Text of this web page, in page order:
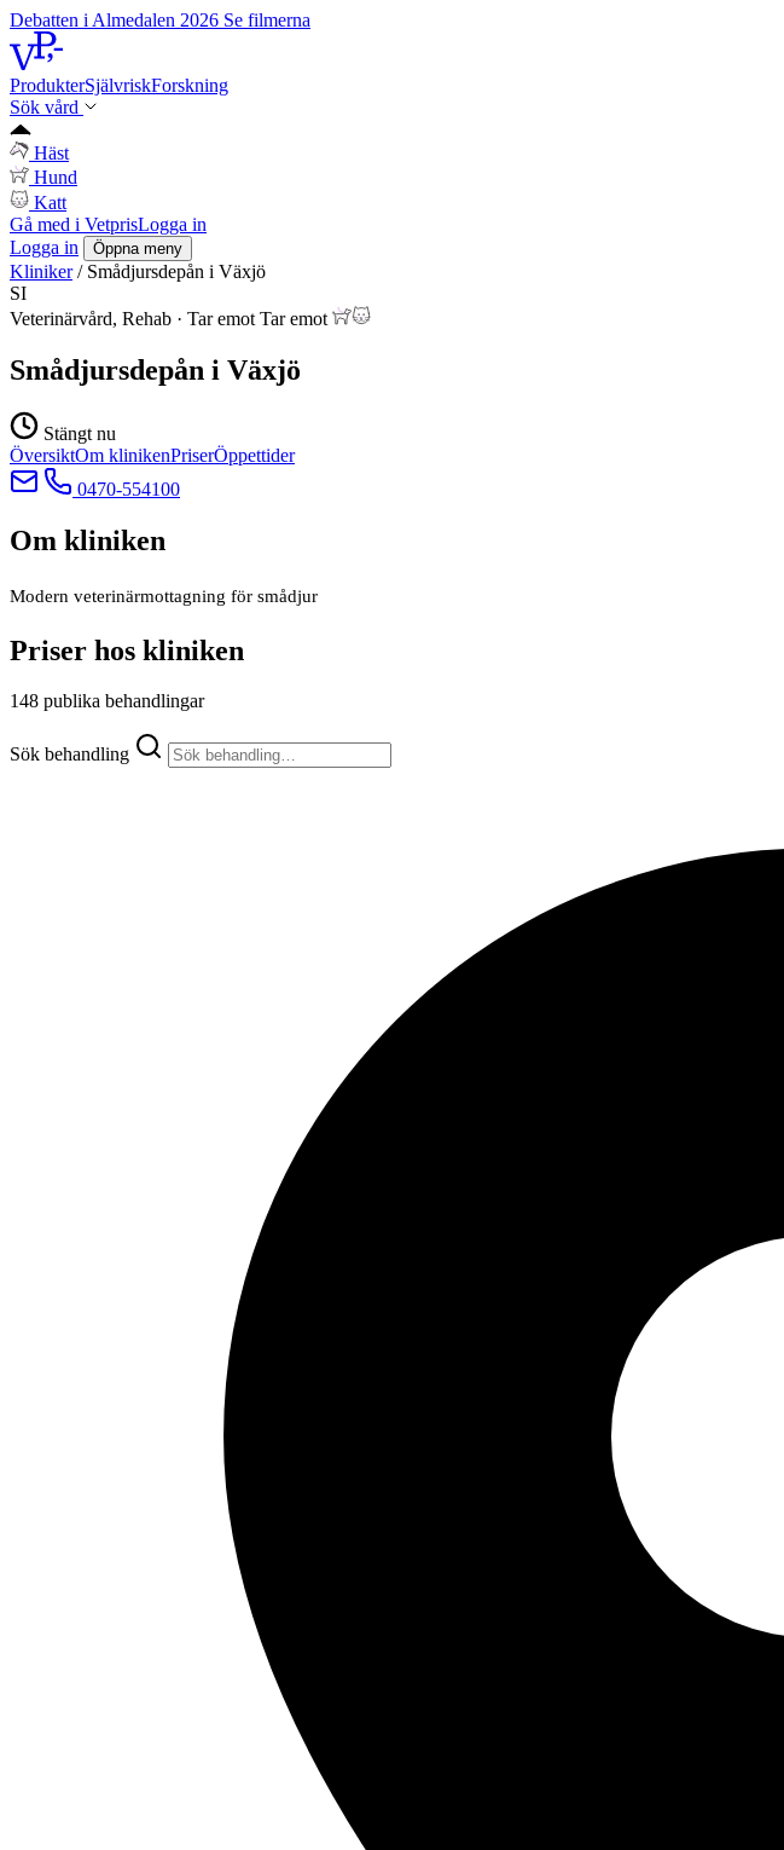
Debatten i Almedalen 2026 Se filmerna
ProdukterSjälvriskForskning
Sök vård
Häst
Hund
Katt
Gå med i VetprisLogga in
Logga in
Öppna meny
Kliniker / Smådjursdepån i Växjö
SI
Veterinärvård, Rehab · Tar emot Tar emot
Smådjursdepån i Växjö
Stängt nu
ÖversiktOm klinikenPriserÖppettider
0470-554100
Om kliniken
Modern veterinärmottagning för smådjur
Priser hos kliniken
148 publika behandlingar
Sök behandling